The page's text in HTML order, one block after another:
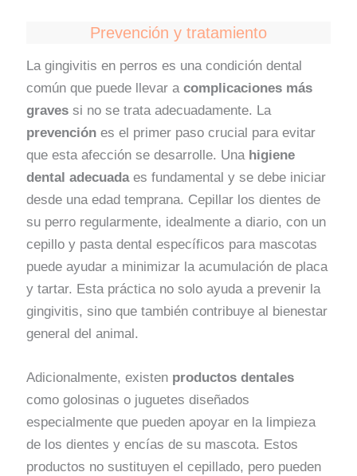
Prevención y tratamiento
La gingivitis en perros es una condición dental
común que puede llevar acomplicaciones más
graves si no se trata adecuadamente. La
prevenciónes el primer paso crucial para evitar
que esta afección se desarrolle. Una higiene
dental adecuadaes fundamental y se debe iniciar
desde una edad temprana. Cepillar los dientes de
su perro regularmente, idealmente a diario, con un
cepillo y pasta dental específicos para mascotas
puede ayudar a minimizar la acumulación de placa
y tartar. Esta práctica no solo ayuda a prevenir la
gingivitis, sino que también contribuye al bienestar
general del animal.
Adicionalmente, existen productos dentales
como golosinas o juguetes diseñados
especialmente que pueden apoyar en la limpieza
de los dientes y encías de su mascota. Estos
productos no sustituyen el cepillado, pero pueden